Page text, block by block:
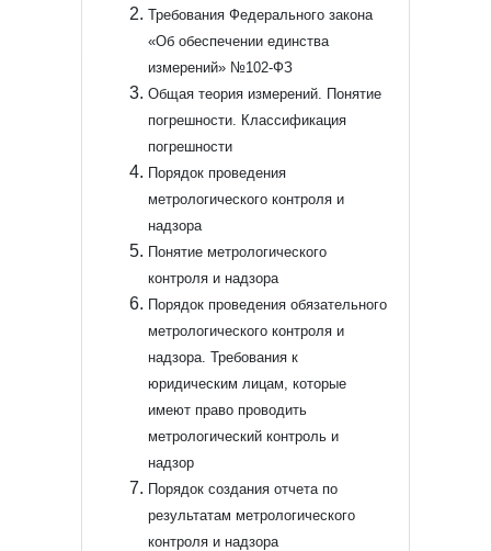
Требования Федерального закона
«Об обеспечении единства
измерений» №102-ФЗ
Общая теория измерений. Понятие
погрешности. Классификация
погрешности
Порядок проведения
метрологического контроля и
надзора
Понятие метрологического
контроля и надзора
Порядок проведения обязательного
метрологического контроля и
надзора. Требования к
юридическим лицам, которые
имеют право проводить
метрологический контроль и
надзор
Порядок создания отчета по
результатам метрологического
контроля и надзора